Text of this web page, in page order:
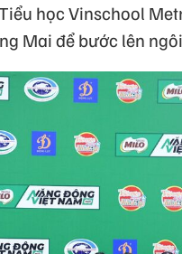
học Vinschool
Mai để bước lên